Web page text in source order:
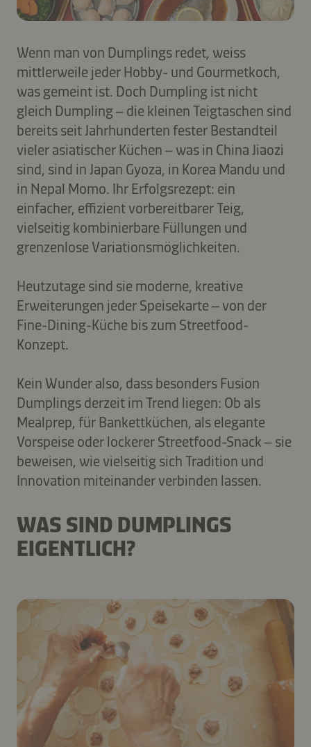
Wenn man von Dumplings redet, weiss
mittlerweile jeder Hobby- und Gourmetkoch,
was gemeint ist. Doch Dumpling ist nicht
gleich Dumpling – die kleinen Teigtaschen sind
bereits seit Jahrhunderten fester Bestandteil
vieler asiatischer Küchen – was in China Jiaozi
sind, sind in Japan Gyoza, in Korea Mandu und
in Nepal Momo. Ihr Erfolgsrezept: ein
einfacher, effizient vorbereitbarer Teig,
vielseitig kombinierbare Füllungen und
grenzenlose Variationsmöglichkeiten.
Heutzutage sind sie moderne, kreative
Erweiterungen jeder Speisekarte – von der
Fine-Dining-Küche bis zum Streetfood-
Konzept.
Kein Wunder also, dass besonders Fusion
Dumplings derzeit im Trend liegen: Ob als
Mealprep, für Bankettküchen, als elegante
Vorspeise oder lockerer Streetfood-Snack – sie
beweisen, wie vielseitig sich Tradition und
Innovation miteinander verbinden lassen.
WAS SIND DUMPLINGS
EIGENTLICH?